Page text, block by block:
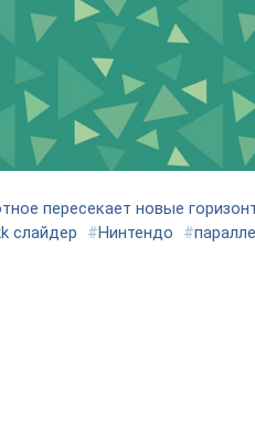
пересекает новые
слайдер #Нинтендо #